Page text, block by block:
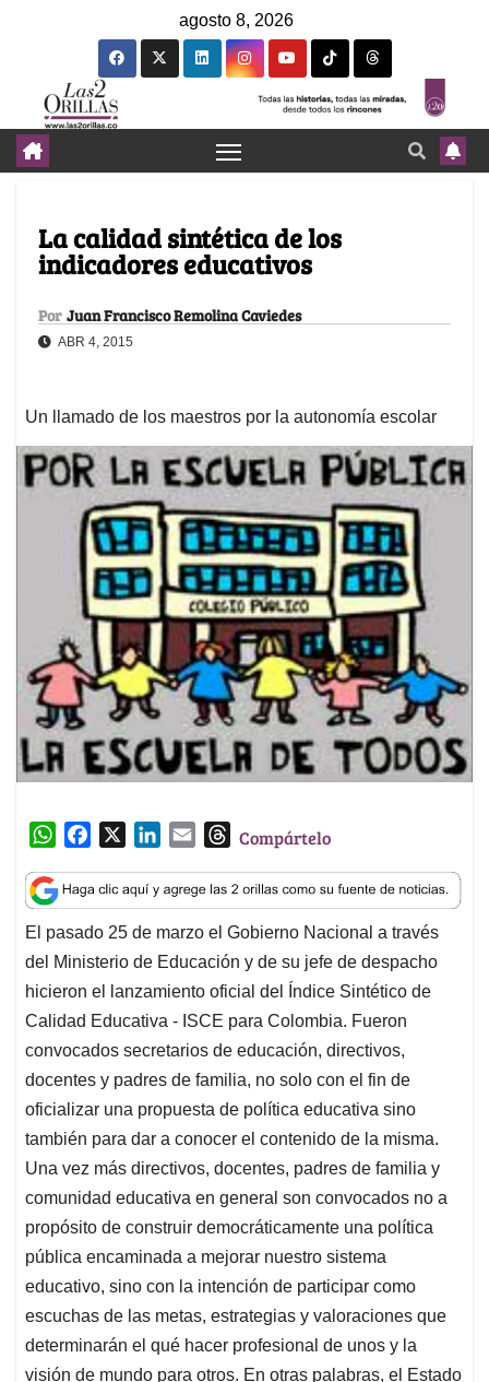
agosto 8, 2026
La calidad sintética de los
indicadores educativos
Por Juan Francisco Remolina Caviedes
ABR 4, 2015
Un llamado de los maestros por la autonomía escolar
W
a
t
s
A
p
p
c
e
b
o
o
k
n
k
e
d
I
n
a
i
l
T
r
e
a
d
s
Compártelo
El pasado 25 de marzo el Gobierno Nacional a través
del Ministerio de Educación y de su jefe de despacho
hicieron el lanzamiento oficial del Índice Sintético de
Calidad Educativa - ISCE para Colombia. Fueron
convocados secretarios de educación, directivos,
docentes y padres de familia, no solo con el fin de
oficializar una propuesta de política educativa sino
también para dar a conocer el contenido de la misma.
Una vez más directivos, docentes, padres de familia y
comunidad educativa en general son convocados no a
propósito de construir democráticamente una política
pública encaminada a mejorar nuestro sistema
educativo, sino con la intención de participar como
escuchas de las metas, estrategias y valoraciones que
determinarán el qué hacer profesional de unos y la
visión de mundo para otros. En otras palabras, el Estado